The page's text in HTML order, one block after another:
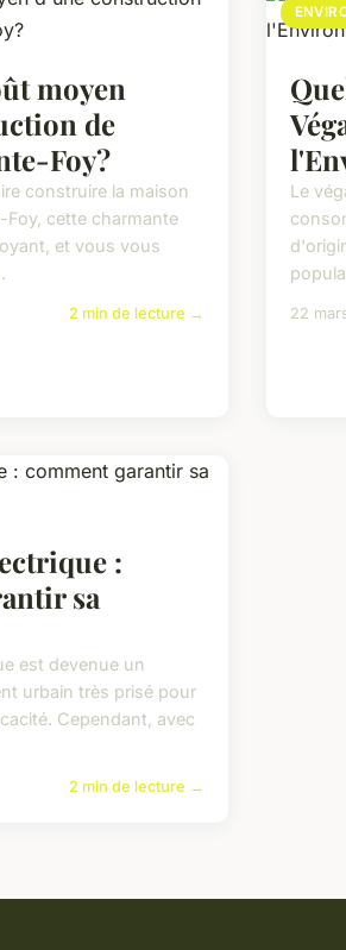
moyen
de
Foy?
construire la maison
Foy, cette charmante
et vous vous
2 min de lecture →
Le
22
:
sa
est devenue un
urbain très prisé pour
Cependant, avec
2 min de lecture →